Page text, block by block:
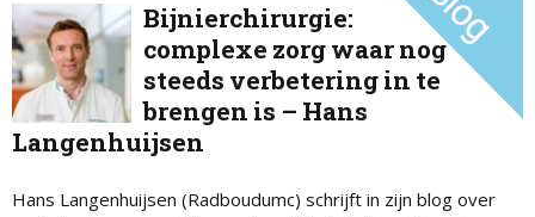
Bijnierchirurgie:
complexe zorg waar nog
steeds verbetering in te
brengen is – Hans
Langenhuijsen
Hans Langenhuijsen (Radboudumc) schrijft in zijn blog over